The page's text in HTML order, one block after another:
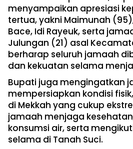
menyampaikan apresiasi
tertua, yakni Maimunah
Bace, Idi Rayeuk, serta
Julungan (21) asal
berharap seluruh jamaah
dan kekuatan selama
Bupati juga mengingatkan
mempersiapkan kondisi
di Mekkah yang cukup
jamaah menjaga
konsumsi air, serta
selama di Tanah Suci.